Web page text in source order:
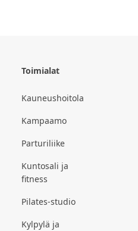
Toimialat
Kauneushoitola
Kampaamo
Parturiliike
Kuntosali ja
fitness
Pilates-studio
Kylpylä ja